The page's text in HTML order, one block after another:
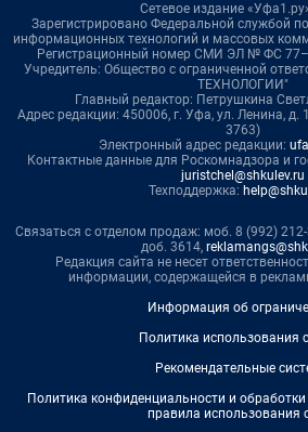
Сетевое издание
Зарегистрировано Федеральной службой
информационных технологий и массовых
Регистрационный номер СМИ ЭЛ № ФС 77–
Учредитель: Общество с ограниченной
ТЕХНОЛОГИИ"
Главный редактор: Петрушкина
Адрес редакции: 450006, г. Уфа, ул. Ленина, д.
3763)
Электронный адрес редакции:
Контактные данные для Роскомнадзора и
juristchel@shkulev.ru
Техподдержка:
Связаться с отделом продаж: моб. 8 (992)
доб. 3614,
Редакция сайта не несет
информации, содержащейся в
Информация об
Политика использования
Рекомендательные
Политика конфиденциальности и
правила использования